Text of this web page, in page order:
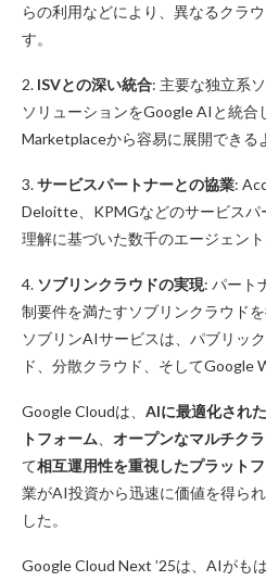
らの利用などにより、異なるクラ
す。
2. ISVとの深い統合: 主要な独立系
ソリューションをGoogle AIと統合
Marketplaceから容易に展開できる
3.サービスパートナーとの協業:
Deloitte、KPMGなどのサービスパ
理解に基づいた数千のエージェント
4. ソブリンクラウドの実現: パート
制要件を満たすソブリンクラウド
ソブリンAIサービスは、パブリッ
ド、分散クラウド、そしてGoogle
Google Cloudは、 AIに最適化され
トフォーム
オープンなマルチク
て相互運用性を重視したプラット
業がAI投資から迅速に価値を得ら
した。
Google Cloud Next ’25は、AIがも